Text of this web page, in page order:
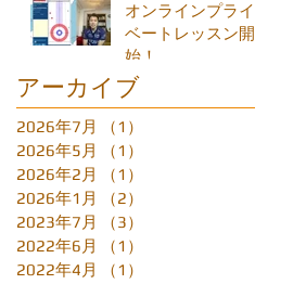
オンラインプライ
ベートレッスン開
始！
アーカイブ
2026年7月 （1）
2026年5月
（1）
2026年2月
（1）
2026年1月
（2）
2023年7月
（3）
2022年6月
（1）
2022年4月
（1）